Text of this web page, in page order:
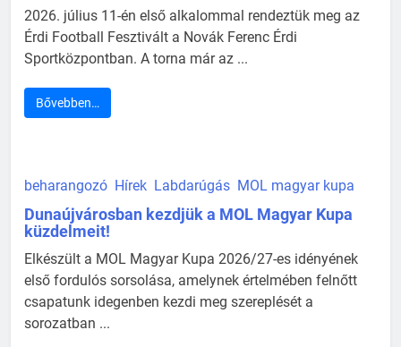
2026. július 11-én első alkalommal rendeztük meg az
Érdi Football Fesztivált a Novák Ferenc Érdi
Sportközpontban. A torna már az ...
Bővebben…
beharangozó Hírek Labdarúgás MOL magyar kupa
Dunaújvárosban kezdjük a MOL Magyar Kupa
küzdelmeit!
Elkészült a MOL Magyar Kupa 2026/27-es idényének
első fordulós sorsolása, amelynek értelmében felnőtt
csapatunk idegenben kezdi meg szereplését a
sorozatban ...